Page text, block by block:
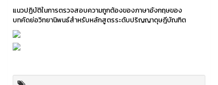
แนวปฏิบัติในการตรวจสอบความถูกต้องของภาษาอังกฤษของ
บทคัดย่อวิทยานิพนธ์สำหรับหลักสูตรระดับปริญญาดุษฎีบัณฑิต